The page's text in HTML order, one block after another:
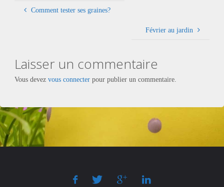
Comment tester ses graines?
Février au jardin
Laisser un commentaire
Vous devez vous connecterpour publier un commentaire.